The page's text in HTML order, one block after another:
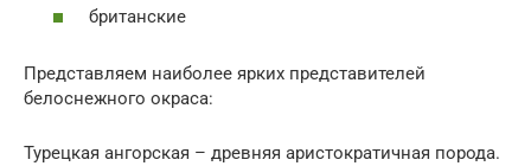
британские
Представляем наиболее ярких представителей
белоснежного окраса:
Турецкая ангорская – древняя аристократичная порода.